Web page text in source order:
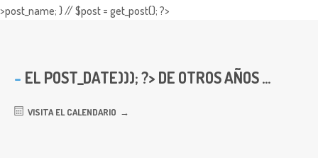
>post_name; } // $post = get_post(); ?>
EL POST_DATE))); ?> DE OTROS AÑOS ...
VISITA EL CALENDARIO